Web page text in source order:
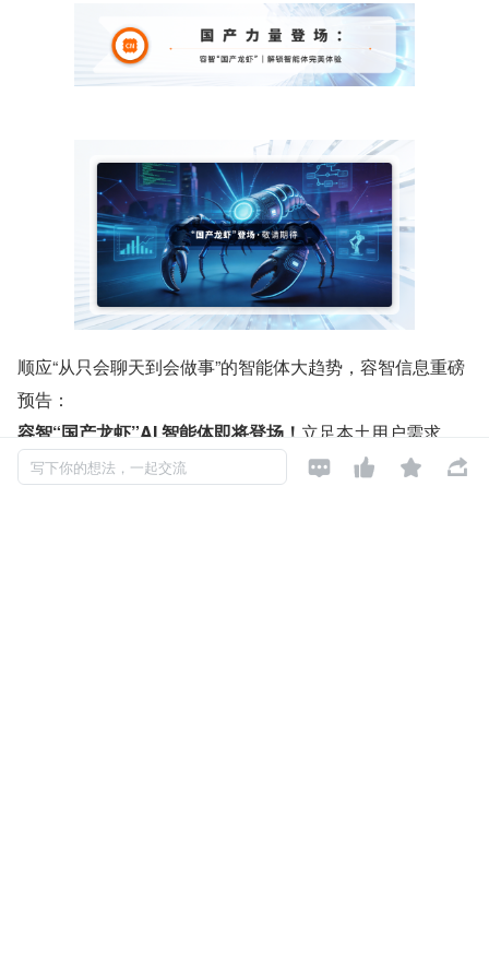
顺应“从只会聊天到会做事”的智能体大趋势，容智信息重磅
预告：
容智“国产龙虾”AI 智能体即将登场！ 立足本土用户需求，
破解智能体普及的最后一步挑战，
以本土优化优势，为国内
写下你的想法，一起交流    